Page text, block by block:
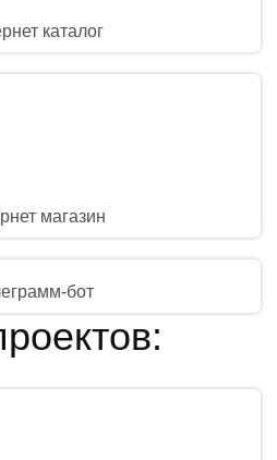
каталог
магазин
бот